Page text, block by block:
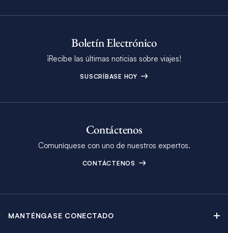
Boletín Electrónico
¡Recibe las últimas noticias sobre viajes!
SUSCRÍBASE HOY
Contáctenos
Comuníquese con uno de nuestros expertos.
CONTÁCTENOS
MANTÉNGASE CONECTADO